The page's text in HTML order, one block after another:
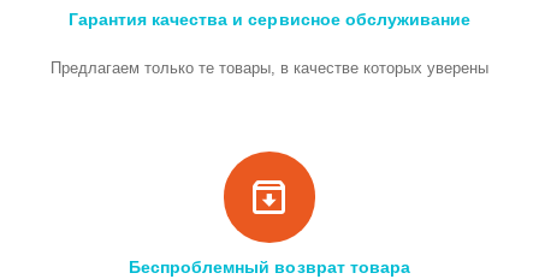
Гарантия качества и сервисное обслуживание
Предлагаем только те товары, в качестве которых уверены
Беспроблемный возврат товара